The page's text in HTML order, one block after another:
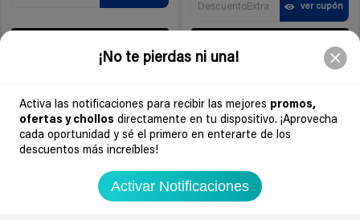
¡No te pierdas ni una!
Activa las notificaciones para recibir las mejores promos,
ofertas y chollos directamente en tu dispositivo. ¡Aprovecha
cada oportunidad y sé el primero en enterarte de los
descuentos más increíbles!
Activar Notificaciones
DescuentoExtra ver cupón